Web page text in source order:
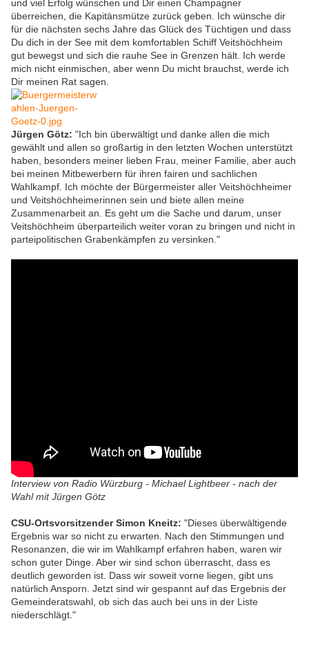
und viel Erfolg wünschen und Dir einen Champagner
überreichen, die Kapitänsmütze zurück geben. Ich wünsche dir
für die nächsten sechs Jahre das Glück des Tüchtigen und dass
Du dich in der See mit dem komfortablen Schiff Veitshöchheim
gut bewegst und sich die rauhe See in Grenzen hält. Ich werde
mich nicht einmischen, aber wenn Du micht brauchst, werde ich
Dir meinen Rat sagen.
Jürgen Götz: "Ich bin überwältigt und danke allen die mich
gewählt und allen so großartig in den letzten Wochen unterstützt
haben, besonders meiner lieben Frau, meiner Familie, aber auch
bei meinen Mitbewerbern für ihren fairen und sachlichen
Wahlkampf. Ich möchte der Bürgermeister aller Veitshöchheimer
und Veitshöchheimerinnen sein und biete allen meine
Zusammenarbeit an. Es geht um die Sache und darum, unser
Veitshöchheim überparteilich weiter voran zu bringen und nicht in
parteipolitischen Grabenkämpfen zu versinken."
Interview von Radio Würzburg - Michael Lightbeer - nach der
Wahl mit Jürgen Götz
CSU-Ortsvorsitzender Simon Kneitz: "Dieses überwältigende
Ergebnis war so nicht zu erwarten. Nach den Stimmungen und
Resonanzen, die wir im Wahlkampf erfahren haben, waren wir
schon guter Dinge. Aber wir sind schon überrascht, dass es
deutlich geworden ist. Dass wir soweit vorne liegen, gibt uns
natürlich Ansporn. Jetzt sind wir gespannt auf das Ergebnis der
Gemeinderatswahl, ob sich das auch bei uns in der Liste
niederschlägt."